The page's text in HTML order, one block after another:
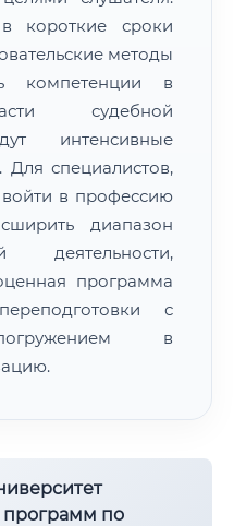
короткие сроки
методы
компетенции в
судебной
интенсивные
Для специалистов,
в профессию
диапазон
деятельности,
программа
с
в
программ по